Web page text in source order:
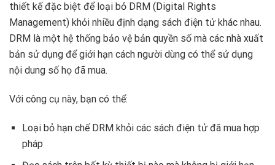
thiết kế đặc biệt để loại bỏ DRM (Digital Rights
Management) khỏi nhiều định dạng sách điện tử khác nhau.
DRM là một hệ thống bảo vệ bản quyền số mà các nhà xuất
bản sử dụng để giới hạn cách người dùng có thể sử dụng
nội dung số họ đã mua.
Với công cụ này, bạn có thể:
Loại bỏ hạn chế DRM khỏi các sách điện tử đã mua hợp
pháp